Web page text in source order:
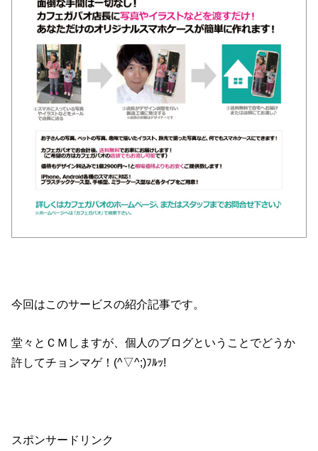
今回はこのサービスの紹介記事です。
堂々とＣＭしますが、個人のブログということでどうか
許してチョンマゲ！(^▽^;)ﾌﾙｯ!
スポンサードリンク